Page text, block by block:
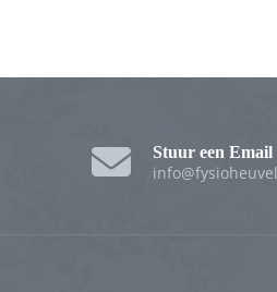
Stuur een Email